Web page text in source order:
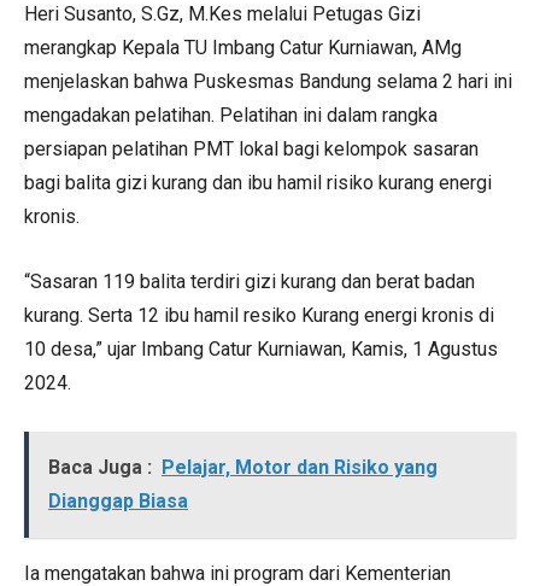
Heri Susanto, S.Gz, M.Kes melalui Petugas Gizi
merangkap Kepala TU Imbang Catur Kurniawan, AMg
menjelaskan bahwa Puskesmas Bandung selama 2 hari ini
mengadakan pelatihan. Pelatihan ini dalam rangka
persiapan pelatihan PMT lokal bagi kelompok sasaran
bagi balita gizi kurang dan ibu hamil risiko kurang energi
kronis.
“Sasaran 119 balita terdiri gizi kurang dan berat badan
kurang. Serta 12 ibu hamil resiko Kurang energi kronis di
10 desa,” ujar Imbang Catur Kurniawan, Kamis, 1 Agustus
2024.
Baca Juga : Pelajar, Motor dan Risiko yang
Dianggap Biasa
Ia mengatakan bahwa ini program dari Kementerian